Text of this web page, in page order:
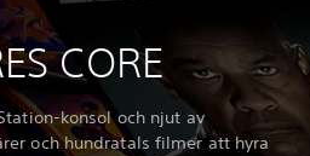
CORE
konsol och njut av
och hundratals filmer att hyra